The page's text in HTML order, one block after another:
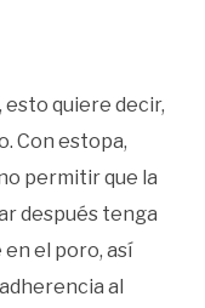
esto quiere decir,
Con estopa,
permitir que la
después tenga
el poro, así
al